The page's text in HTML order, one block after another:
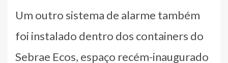
Um outro sistema de alarme também
foi instalado dentro dos containers do
Sebrae Ecos, espaço recém-inaugurado